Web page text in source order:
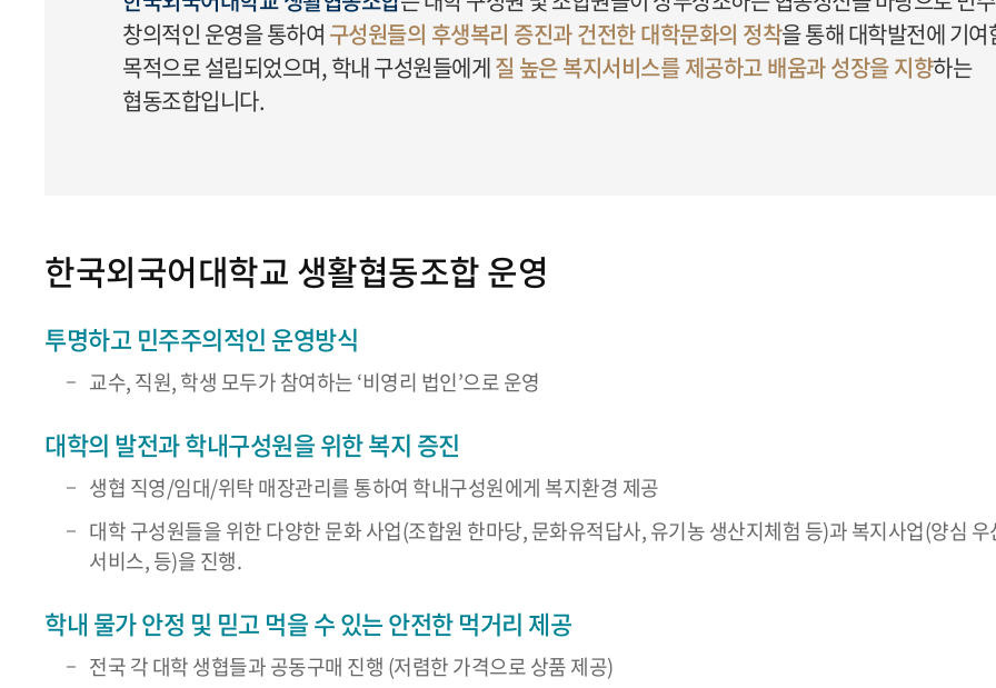
창의적인 운영을 통하여 구성원들의 후생복리 증진과 건전한 대학문화의 정착을 통해 대학발전에 기여
목적으로 설립되었으며, 학내 구성원들에게질 높은 복지서비스를 제공하고 배움과 성장을 지향하는
협동조합입니다.
한국외국어대학교 생활협동조합 운영
투명하고 민주주의적인 운영방식
교수, 직원, 학생 모두가 참여하는 ‘비영리 법인’으로 운영
대학의 발전과 학내구성원을 위한 복지 증진
생협 직영/임대/위탁 매장관리를 통하여 학내구성원에게 복지환경 제공
대학 구성원들을 위한 다양한 문화 사업(조합원 한마당, 문화유적답사, 유기농 생산지체험 등)과 복지사업(양심
서비스, 등)을 진행.
학내 물가 안정 및 믿고 먹을 수 있는 안전한 먹거리 제공
전국 각 대학 생협들과 공동구매 진행 (저렴한 가격으로 상품 제공)